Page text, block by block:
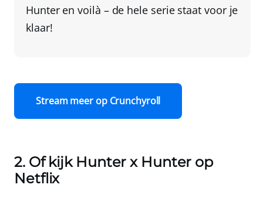
Hunter en voilà – de hele serie staat voor je
klaar!
Stream meer op Crunchyroll
2. Of kijk Hunter x Hunter op
Netflix